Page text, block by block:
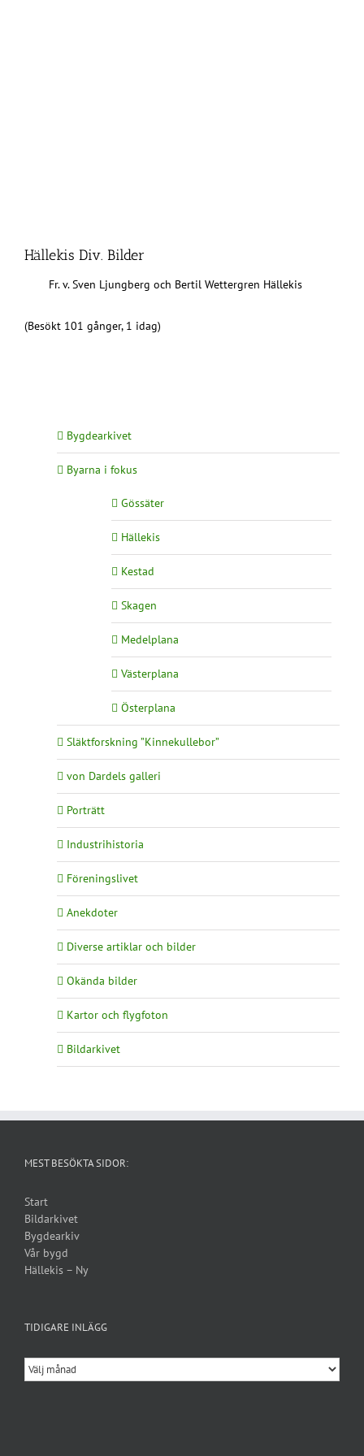
Hällekis Div. Bilder
Fr. v. Sven Ljungberg och Bertil Wettergren Hällekis
(Besökt 101 gånger, 1 idag)
Bygdearkivet
Byarna i fokus
Gössäter
Hällekis
Kestad
Skagen
Medelplana
Västerplana
Österplana
Släktforskning ”Kinnekullebor”
von Dardels galleri
Porträtt
Industrihistoria
Föreningslivet
Anekdoter
Diverse artiklar och bilder
Okända bilder
Kartor och flygfoton
Bildarkivet
MEST BESÖKTA SIDOR:
Start
Bildarkivet
Bygdearkiv
Vår bygd
Hällekis – Ny
TIDIGARE INLÄGG
Tidigare
inlägg